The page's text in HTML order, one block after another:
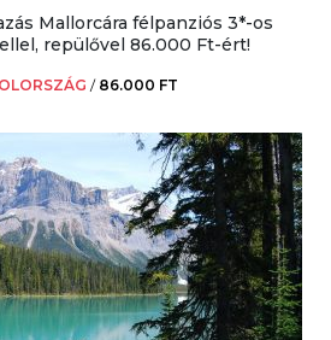
Mallorcára félpanziós 3*-os
repülővel 86.000 Ft-ért!
/ 86.000 FT